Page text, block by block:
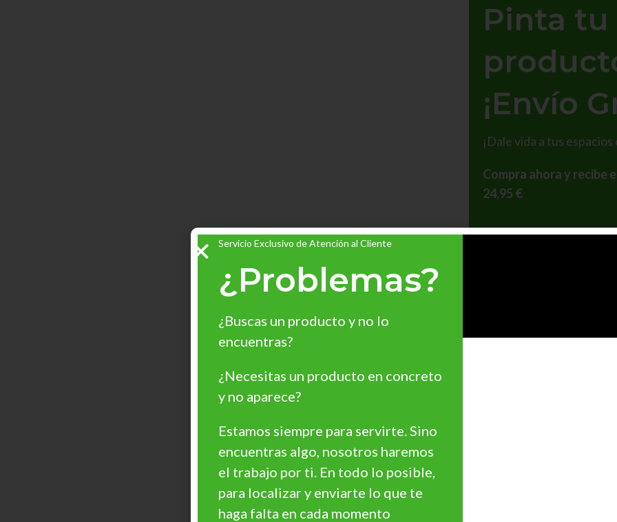
Pinta
¡Envío
¡Dale vida a tus espacios
Compra ahora y recibe
24,95 €
Ver Oferta
Precios Especiales
* Aprovecha esta
¡Cuántos más
Servicio Exclusivo de Atención al Cliente
¿Problemas?
¿Buscas un producto y no lo
encuentras?
¿Necesitas un producto en concreto
y no aparece?
Estamos siempre para servirte. Sino
encuentras algo, nosotros haremos
el trabajo por ti. En todo lo posible,
para localizar y enviarte lo que te
haga falta en cada momento